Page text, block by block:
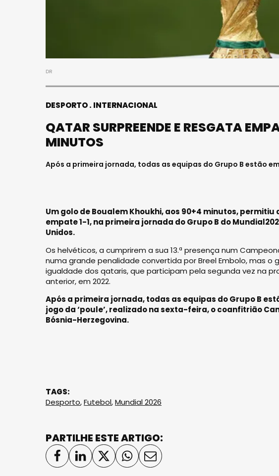
DR
DESPORTO INTERNACIONAL
QATAR SURPREENDE E RESGATA
MINUTOS
Após a primeira jornada, todas as equipas do Grupo B estão
Um golo de Boualem Khoukhi, aos 90+4 minutos,
empate 1-1, na primeira jornada do Grupo B do
Unidos.
Os helvéticos, a cumprirem a sua 13.ª presença num
numa grande penalidade convertida por Breel Embolo, mas o
igualdade dos qataris, que participam pela segunda vez na
anterior, em 2022.
Após a primeira jornada, todas as equipas do Grupo B
jogo da ‘poule’, realizado na sexta-feira, o coanfitrião
Bósnia-Herzegovina.
TAGS:
Desporto,Futebol,Mundial 2026
PARTILHE ESTE ARTIGO:
SOCIEDADE
FALECEU PAULA ALMEIDA,
JOVEM ENFERMEIRA NO
HOSPITAL DE VISEU
Julho 27, 2026 . 11:00